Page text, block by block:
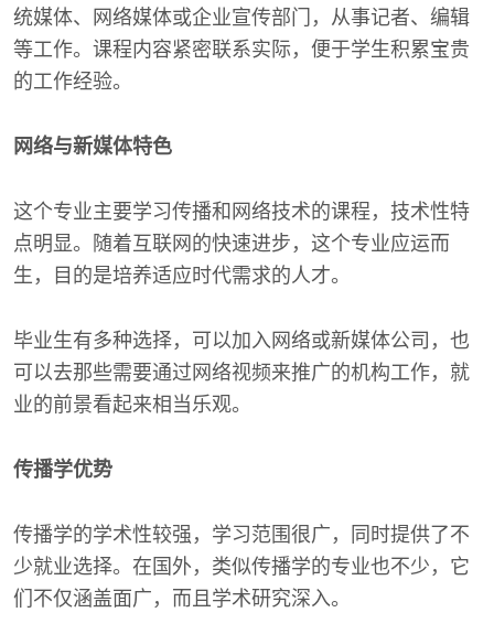
统媒体、网络媒体或企业宣传部门，从事记者、编辑
等工作。课程内容紧密联系实际，便于学生积累宝贵
的工作经验。
网络与新媒体特色
这个专业主要学习传播和网络技术的课程，技术性特
点明显。随着互联网的快速进步，这个专业应运而
生，目的是培养适应时代需求的人才。
毕业生有多种选择，可以加入网络或新媒体公司，也
可以去那些需要通过网络视频来推广的机构工作，就
业的前景看起来相当乐观。
传播学优势
传播学的学术性较强，学习范围很广，同时提供了不
少就业选择。在国外，类似传播学的专业也不少，它
们不仅涵盖面广，而且学术研究深入。